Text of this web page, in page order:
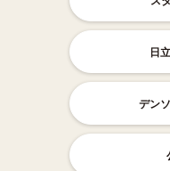
日
デン